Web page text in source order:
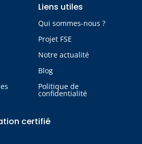
Liens utiles
Qui sommes-nous ?
Projet FSE
Notre actualité
Blog
Politique de
confidentialité
certifié​